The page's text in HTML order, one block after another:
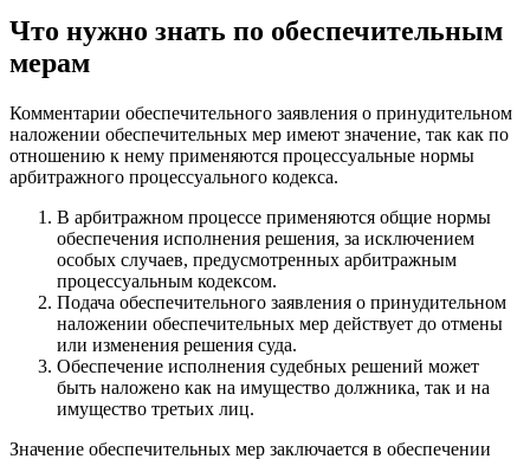
Что нужно знать по обеспечительным
мерам
Комментарии обеспечительного заявления о принудительном
наложении обеспечительных мер имеют значение, так как по
отношению к нему применяются процессуальные нормы
арбитражного процессуального кодекса.
В арбитражном процессе применяются общие нормы
обеспечения исполнения решения, за исключением
особых случаев, предусмотренных арбитражным
процессуальным кодексом.
Подача обеспечительного заявления о принудительном
наложении обеспечительных мер действует до отмены
или изменения решения суда.
Обеспечение исполнения судебных решений может
быть наложено как на имущество должника, так и на
имущество третьих лиц.
Значение обеспечительных мер заключается в обеспечении